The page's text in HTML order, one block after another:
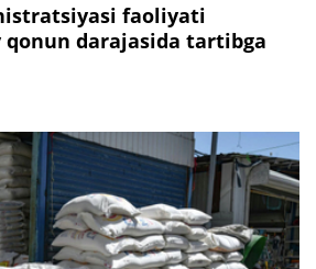
faoliyati
darajasida tartibga